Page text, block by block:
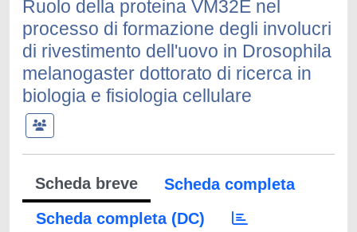
Ruolo della proteina VM32E nel
processo di formazione degli involucri
di rivestimento dell'uovo in Drosophila
melanogaster dottorato di ricerca in
biologia e fisiologia cellulare
Scheda breve
Scheda completa
Scheda completa (DC)